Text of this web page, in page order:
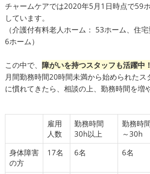
チャームケアでは2020年5月1日時点で59
しています。
（介護付有料老人ホーム： 53ホーム、住
6ホーム）
この中で、 障がいを持つスタッフも活躍中！
月間勤務時間20時間未満から始められたス
に慣れてきたら、相談の上、勤務時間を増
雇用
人数
勤務時間
30h以上
勤務時
～30h
身体障害
の方
17名 6名 6名